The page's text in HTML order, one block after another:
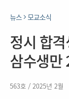
뉴스 모교소식
정시 합
삼수생만
563호 / 2025년 2월